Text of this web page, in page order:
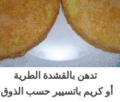
تدهن بالقشدة الطرية
أو كريم باتسيير حسب الذوق